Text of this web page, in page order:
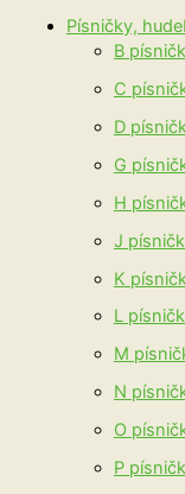
Písničky,
B
C
D
G
H
J
K
L
M
N
O
P